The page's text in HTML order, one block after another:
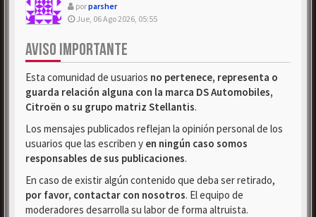
porparsher
Jue, 06 Ago 2026, 05:55
AVISO IMPORTANTE
Esta comunidad de usuarios no pertenece, representa o
guarda relación alguna con la marca DS Automobiles,
Citroën o su grupo matriz Stellantis.
Los mensajes publicados reflejan la opinión personal de los
usuarios que las escriben y en ningún caso somos
responsables de sus publicaciones.
En caso de existir algún contenido que deba ser retirado,
por favor, contactar con nosotros. El equipo de
moderadores desarrolla su labor de forma altruista.